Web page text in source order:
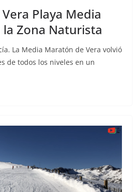
Playa Media
Zona Naturista
La Media Maratón de Vera volvió
de todos los niveles en un